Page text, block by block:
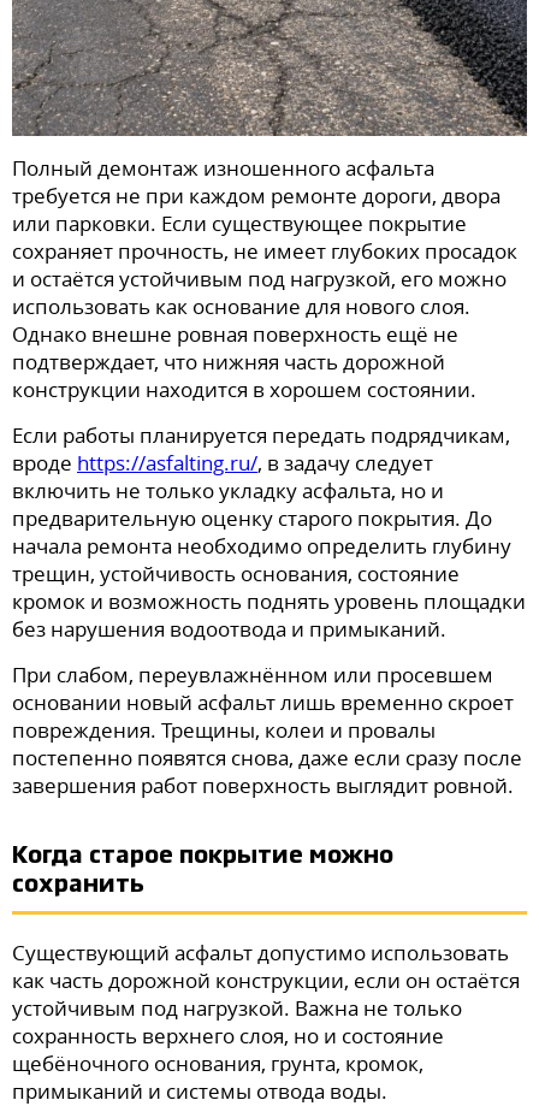
Полный демонтаж изношенного асфальта
требуется не при каждом ремонте дороги, двора
или парковки. Если существующее покрытие
сохраняет прочность, не имеет глубоких просадок
и остаётся устойчивым под нагрузкой, его можно
использовать как основание для нового слоя.
Однако внешне ровная поверхность ещё не
подтверждает, что нижняя часть дорожной
конструкции находится в хорошем состоянии.
Если работы планируется передать подрядчикам,
вроде https://asfalting.ru/, в задачу следует
включить не только укладку асфальта, но и
предварительную оценку старого покрытия. До
начала ремонта необходимо определить глубину
трещин, устойчивость основания, состояние
кромок и возможность поднять уровень площадки
без нарушения водоотвода и примыканий.
При слабом, переувлажнённом или просевшем
основании новый асфальт лишь временно скроет
повреждения. Трещины, колеи и провалы
постепенно появятся снова, даже если сразу после
завершения работ поверхность выглядит ровной.
Когда старое покрытие можно
сохранить
Существующий асфальт допустимо использовать
как часть дорожной конструкции, если он остаётся
устойчивым под нагрузкой. Важна не только
сохранность верхнего слоя, но и состояние
щебёночного основания, грунта, кромок,
примыканий и системы отвода воды.